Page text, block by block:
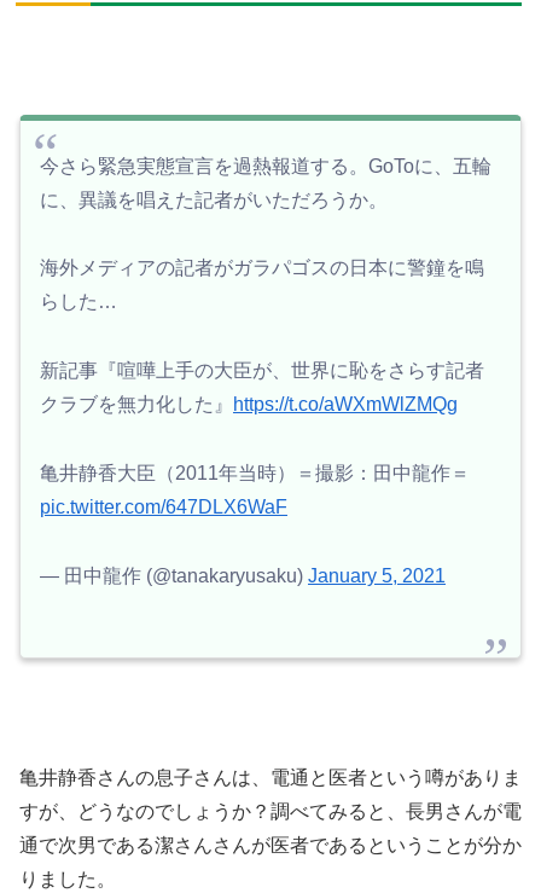
今さら緊急実態宣言を過熱報道する。GoToに、五輪
に、異議を唱えた記者がいただろうか。
海外メディアの記者がガラパゴスの日本に警鐘を鳴
らした…
新記事『喧嘩上手の大臣が、世界に恥をさらす記者
クラブを無力化した』
https://t.co/aWXmWlZMQg
亀井静香大臣（2011年当時）＝撮影：田中龍作＝
pic.twitter.com/647DLX6WaF
— 田中龍作 (@tanakaryusaku) January 5, 2021
亀井静香さんの息子さんは、電通と医者という噂がありま
すが、どうなのでしょうか？調べてみると、長男さんが電
通で次男である潔さんさんが医者であるということが分か
りました。